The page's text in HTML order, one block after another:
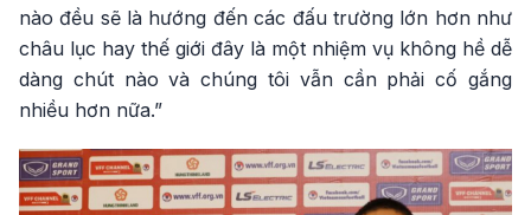
nào đều sẽ là hướng đến các đấu trường lớn hơn như
châu lục hay thế giới đây là một nhiệm vụ không hề dễ
dàng chút nào và chúng tôi vẫn cần phải cố gắng
nhiều hơn nữa.”